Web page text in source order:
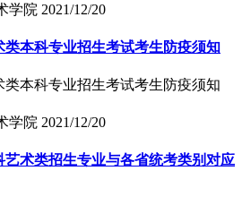
学院 2021/12/20
类本科专业招生考试考生防疫须知
类本科专业招生考试考生防疫须知
学院 2021/12/20
艺术类招生专业与各省统考类别对应